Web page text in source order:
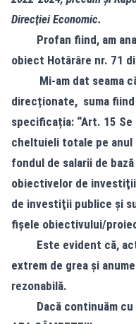
Direcţiei Economic.
Profan fiind, am
obiect Hotârâre nr. 71
Mi-am dat seama
direcționate, suma fiind
specificația: “Art. 15
cheltuieli totale pe anul
fondul de salarii de
obiectivelor de
de investiţii publice şi
fişele obiectivului/
Este evident că,
extrem de grea și
rezonabilă.
Dacă continuăm cu